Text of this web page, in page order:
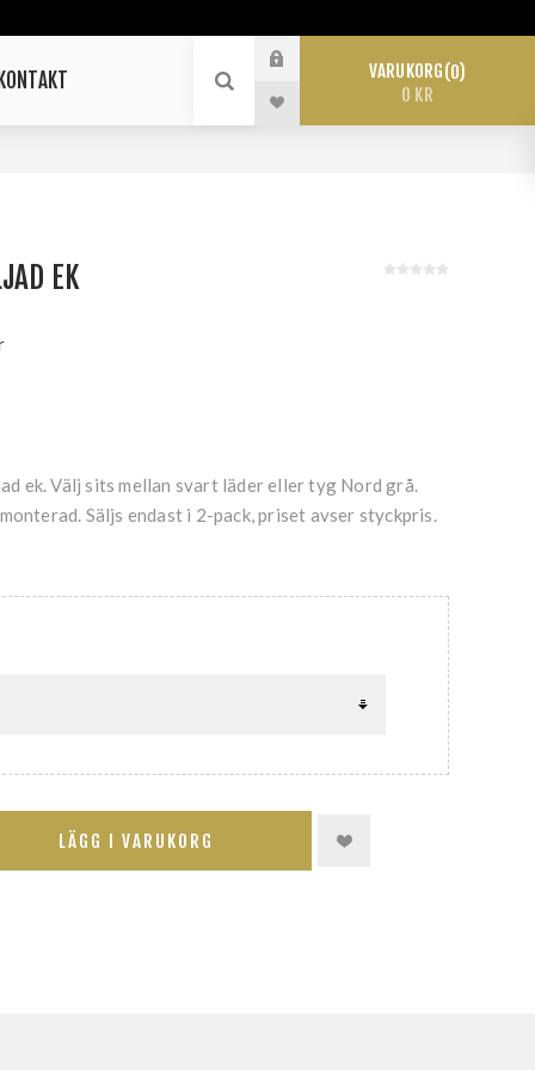
KONTAKT VARUKORG 0
0 KR
EK
ek. Välj sits mellan svart läder eller tyg Nord grå.
Säljs endast i 2-pack, priset avser styckpris.
LÄGG I VARUKORG